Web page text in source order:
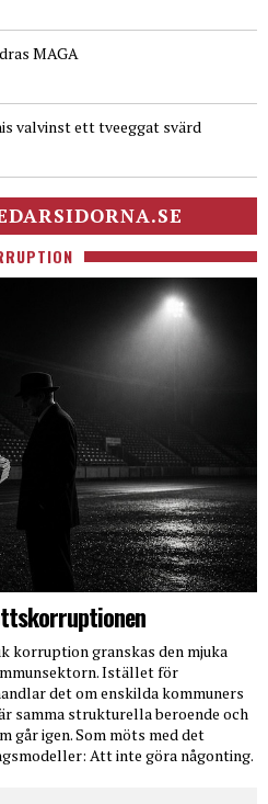
MAGA
valvinst ett tveeggat svärd
korruption granskas den mjuka
Istället för
det om enskilda kommuners
samma strukturella beroende och
går igen. Som möts med det
Att inte göra någonting.